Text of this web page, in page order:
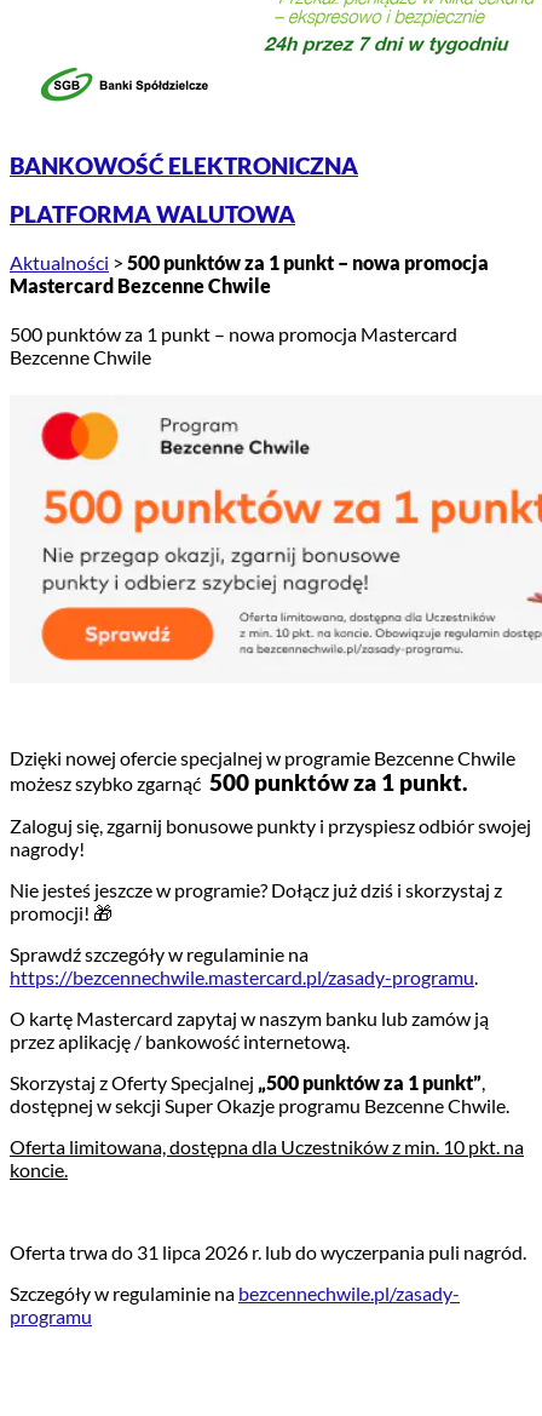
BANKOWOŚĆ ELEKTRONICZNA
PLATFORMA WALUTOWA
Aktualności > 500 punktów za 1 punkt – nowa promocja
Mastercard Bezcenne Chwile
500 punktów za 1 punkt – nowa promocja Mastercard
Bezcenne Chwile
Dzięki nowej ofercie specjalnej w programie Bezcenne Chwile
możesz szybko zgarnąć 500 punktów za 1 punkt.
Zaloguj się, zgarnij bonusowe punkty i przyspiesz odbiór swojej
nagrody!
Nie jesteś jeszcze w programie? Dołącz już dziś i skorzystaj z
promocji! 🎁
Sprawdź szczegóły w regulaminie na
https://bezcennechwile.mastercard.pl/zasady-programu
O kartę Mastercard zapytaj w naszym banku lub zamów ją
przez aplikację / bankowość internetową.
Skorzystaj z Oferty Specjalnej „500 punktów za 1 punkt”
dostępnej w sekcji Super Okazje programu Bezcenne Chwile.
Oferta limitowana, dostępna dla Uczestników z min. 10 pkt. na
koncie.
Oferta trwa do 31 lipca 2026 r. lub do wyczerpania puli nagród.
Szczegóły w regulaminie na bezcennechwile.pl/zasady-
programu